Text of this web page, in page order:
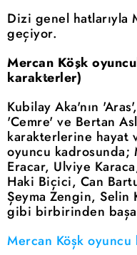
Dizi genel hatlarıyla
geçiyor.
Mercan Köşk
karakterler)
Kubilay Aka'nın
'Cemre' ve Bertan
karakterlerine
oyuncu kadrosunda;
Eracar, Ulviye
Haki Biçici, Can
Şeyma Zengin, Selin
gibi birbirinden
Mercan Köşk oyuncu